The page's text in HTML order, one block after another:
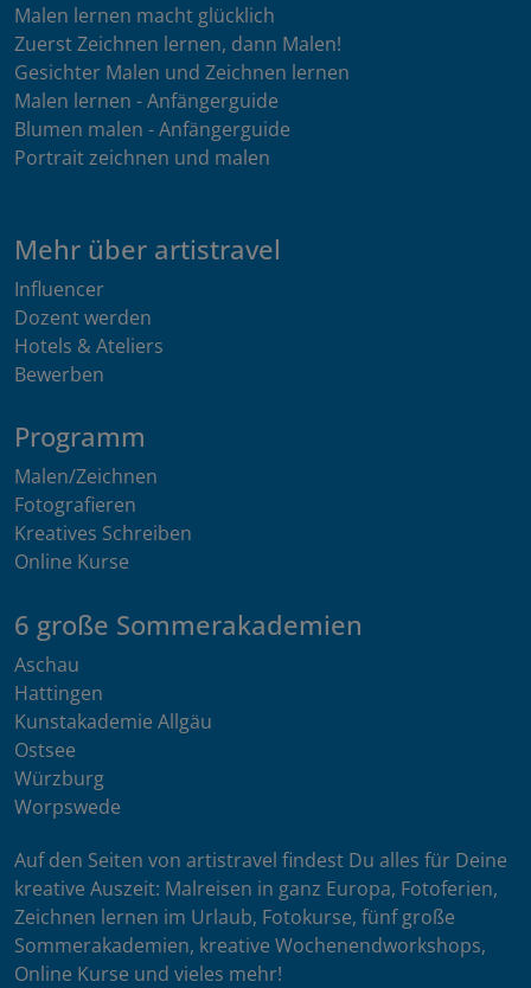
Malen lernen macht glücklich
Zuerst Zeichnen lernen, dann Malen!
Gesichter Malen und Zeichnen lernen
Malen lernen - Anfängerguide
Blumen malen - Anfängerguide
Portrait zeichnen und malen
Mehr über artistravel
Influencer
Dozent werden
Hotels & Ateliers
Bewerben
Programm
Malen/Zeichnen
Fotografieren
Kreatives Schreiben
Online Kurse
6 große Sommerakademien
Aschau
Hattingen
Kunstakademie Allgäu
Ostsee
Würzburg
Worpswede
Auf den Seiten von artistravel findest Du alles für Deine
kreative Auszeit: Malreisen in ganz Europa, Fotoferien,
Zeichnen lernen im Urlaub, Fotokurse, fünf große
Sommerakademien, kreative Wochenendworkshops,
Online Kurse und vieles mehr!